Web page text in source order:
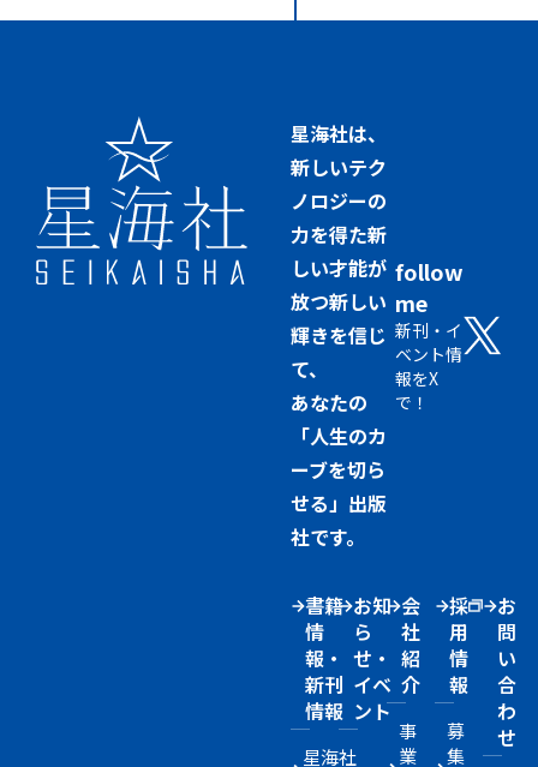
星海社は、
新しいテク
ノロジーの
力を得た新
しい才能が
放つ新しい
輝きを信じ
て、
あなたの
「人生のカ
ーブを切ら
せる」出版
社です。
follow
me
新刊・イ
ベント情
報をX
で！
書籍
情
報・
新刊
情報
星海社
お知
ら
せ・
イベ
ント
会
社
紹
介
事
業
採
用
情
報
募
集
お
問
い
合
わ
せ